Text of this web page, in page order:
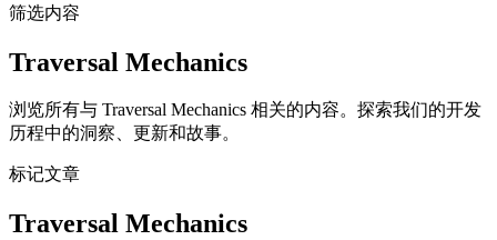
筛选内容
Traversal Mechanics
浏览所有与 Traversal Mechanics 相关的内容。探索我们的开发
历程中的洞察、更新和故事。
标记文章
Traversal Mechanics